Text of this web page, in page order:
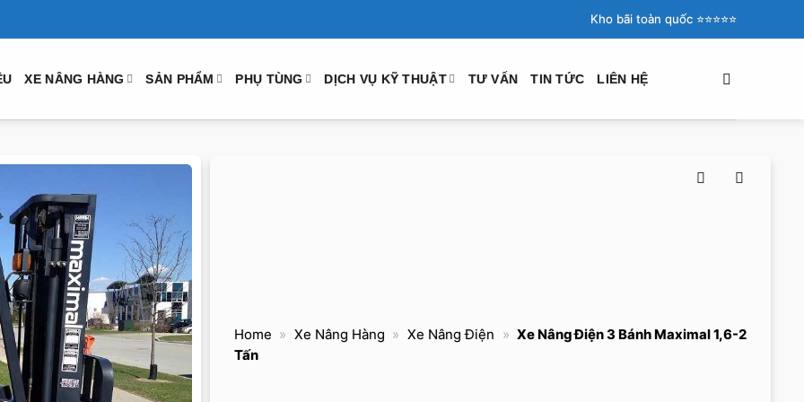
Kho bãi toàn quốc ⭐️⭐️⭐️⭐️⭐️
XE NÂNG HÀNG SẢN PHẨM PHỤ TÙNG DỊCH VỤ KỸ THUẬT TƯ VẤN TIN TỨC LIÊN HỆ
Home » Xe Nâng Hàng » Xe Nâng Điện » Xe Nâng Điện 3 Bánh Maximal 1,6-2
Tấn